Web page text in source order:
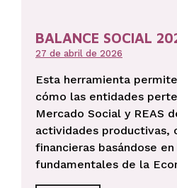
BALANCE SOCIAL
27 de abril de 2026
Esta herramienta
cómo las entidades
Mercado Social y REAS
actividades productivas,
financieras basándose
fundamentales de la